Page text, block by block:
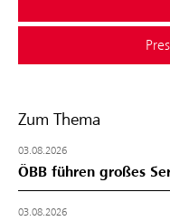
Zum Thema
03.08.2026
ÖBB führen großes
03.08.2026